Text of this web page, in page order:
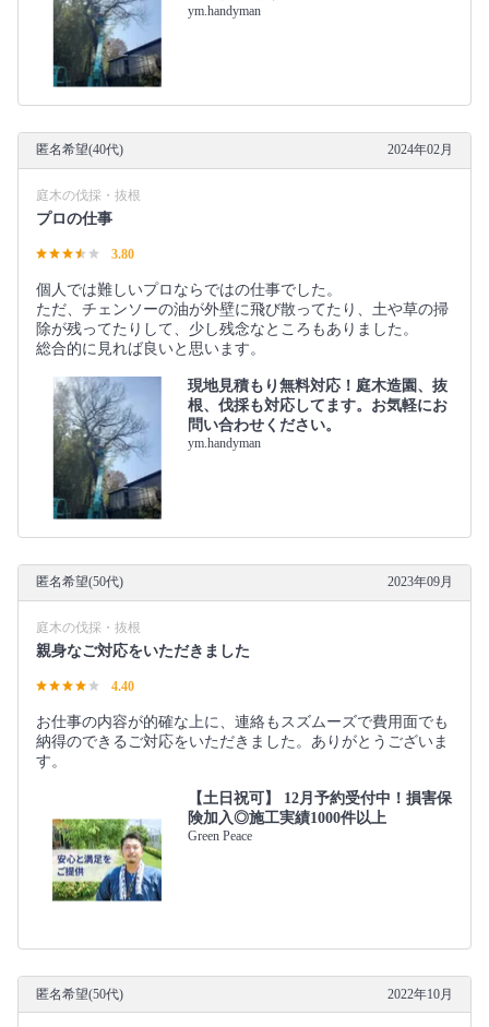
ym.handyman
匿名希望(40代) 2024年02月
庭木の伐採・抜根
プロの仕事
3.80
個人では難しいプロならではの仕事でした。
ただ、チェンソーの油が外壁に飛び散ってたり、土や草の掃
除が残ってたりして、少し残念なところもありました。
総合的に見れば良いと思います。
現地見積もり無料対応！庭木造園、抜
根、伐採も対応してます。お気軽にお
問い合わせください。
ym.handyman
匿名希望(50代) 2023年09月
庭木の伐採・抜根
親身なご対応をいただきました
4.40
お仕事の内容が的確な上に、連絡もスズムーズで費用面でも
納得のできるご対応をいただきました。ありがとうございま
す。
【土日祝可】 12月予約受付中！損害保
険加入◎施工実績1000件以上
Green Peace
匿名希望(50代) 2022年10月